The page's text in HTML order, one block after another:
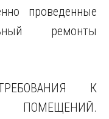
проведенные
ремонты
К